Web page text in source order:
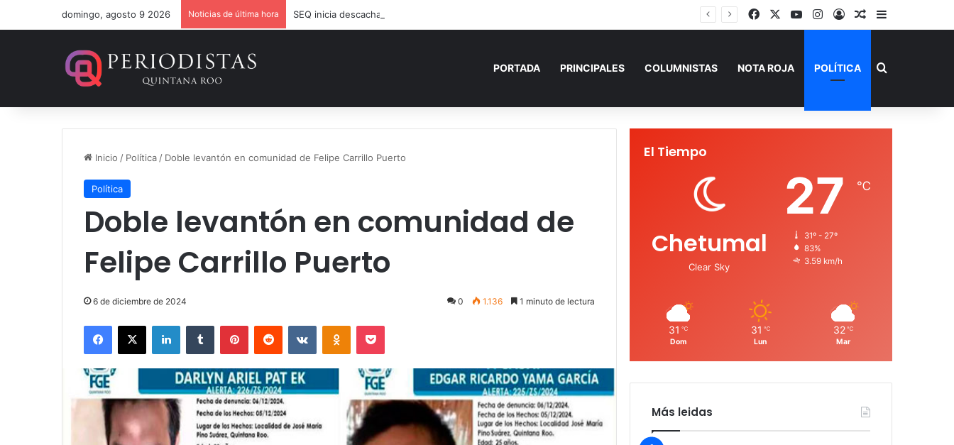
domingo, agosto 9 2026 Noticias de última hora FacebookYouTubeInstagram
AccesoPublicación al
Barra lateral
PORTADA PRINCIPALES COLUMNISTAS NOTA ROJA POLÍTICA Buscar por
Inicio / Política / Doble levantón en comunidad de Felipe Carrillo Puerto
Política
Doble levantón en comunidad de
Felipe Carrillo Puerto
6 de diciembre de 2024 0 1.136 1 minuto de lectura
Facebook
X LinkedInTumblr PinterestReddit VKontakteOdnoklassniki
Pocket
El Tiempo
Chetumal
Clear Sky
27 ℃
31º - 27º
83%
3.59 km/h
31 ℃
Dom
31 ℃
Lun
32 ℃
Mar
Más leidas